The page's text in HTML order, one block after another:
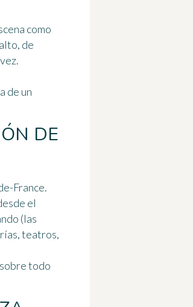
como
de
de un
DE
France.
el
(las
teatros,
todo